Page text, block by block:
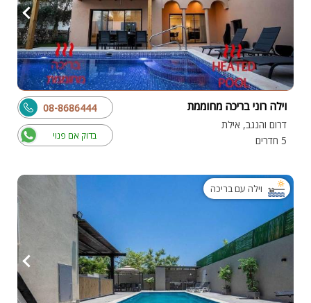
וילה רוני בריכה מחוממת
דרום והנגב, אילת
5 חדרים
בדוק אם פנוי
08-8686444
וילה עם בריכה